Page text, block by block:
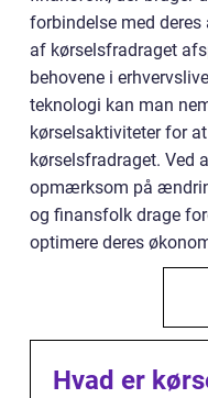
forbindelse med
af kørselsfradraget
behovene i
teknologi kan man
kørselsaktiviteter for
kørselsfradraget. Ved
opmærksom på
og finansfolk drage
optimere deres
Hvad er